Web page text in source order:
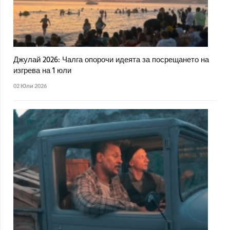
Джулай 2026: Чалга опорочи идеята за посрещането на
изгрева на 1 юли
02 Юли 2026